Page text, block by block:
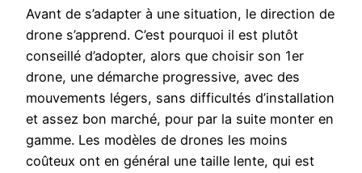
Avant de s’adapter à une situation, le direction de
drone s’apprend. C’est pourquoi il est plutôt
conseillé d’adopter, alors que choisir son 1er
drone, une démarche progressive, avec des
mouvements légers, sans difficultés d’installation
et assez bon marché, pour par la suite monter en
gamme. Les modèles de drones les moins
coûteux ont en général une taille lente, qui est